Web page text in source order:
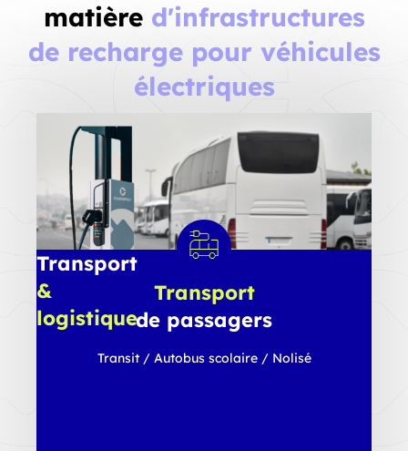
matière d'infrastructures
de recharge pour véhicules
électriques
Transport
&
logistique
Transport
de passagers
Transit / Autobus scolaire / Nolisé